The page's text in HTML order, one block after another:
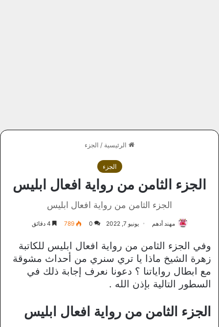
الرئيسية / الجزء
الجزء
الجزء الثامن من رواية افعال ابليس
الجزء الثامن من رواية افعال ابليس
مهند أدهم يونيو 7, 2022 0
789
وفي الجزء الثامن من رواية افعال ابليس للكاتبة
زهرة الشيخ ماذا يا تري سنري من أحداث مشوقة
مع ابطال رواياتنا ؟ دعونا نعرف إجابة ذلك في
السطور التالية بإذن الله .
الجزء الثامن من رواية افعال ابليس